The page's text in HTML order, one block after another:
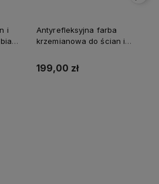
i
Antyrefleksyjna farba
krzemianowa do ścian i
199,00 zł